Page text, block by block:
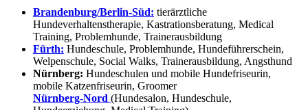
Brandenburg/Berlin-Süd: tierärztliche
Hundeverhaltenstherapie, Kastrationsberatung, Medical
Training, Problemhunde, Trainerausbildung
Fürth: Hundeschule, Problemhunde, Hundeführerschein,
Welpenschule, Social Walks, Trainerausbildung, Angsthund
Nürnberg: Hundeschulen und mobile Hundefriseurin,
mobile Katzenfriseurin, Groomer
Nürnberg-Nord (Hundesalon, Hundeschule,